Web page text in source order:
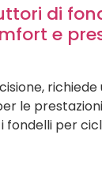
di
e
le
per